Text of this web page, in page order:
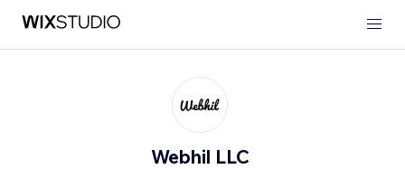
Webhil LLC